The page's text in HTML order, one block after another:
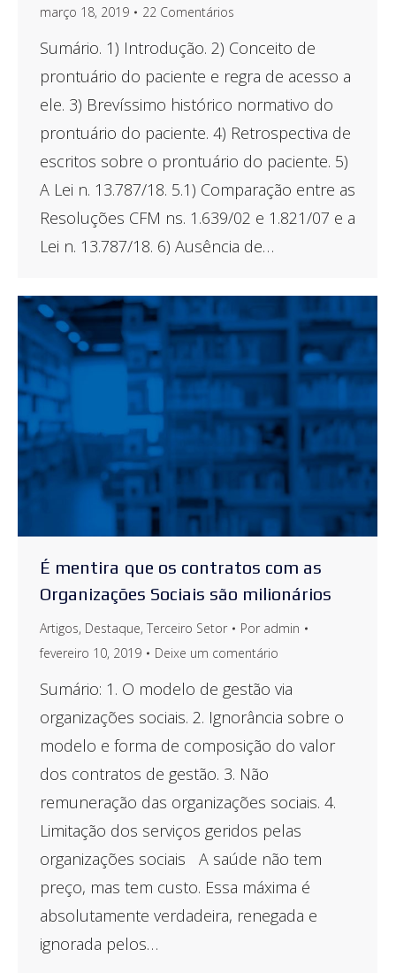
março 18, 2019 22 Comentários
Sumário. 1) Introdução. 2) Conceito de
prontuário do paciente e regra de acesso a
ele. 3) Brevíssimo histórico normativo do
prontuário do paciente. 4) Retrospectiva de
escritos sobre o prontuário do paciente. 5)
A Lei n. 13.787/18. 5.1) Comparação entre as
Resoluções CFM ns. 1.639/02 e 1.821/07 e a
Lei n. 13.787/18. 6) Ausência de…
É mentira que os contratos com as
Organizações Sociais são milionários
Artigos, Destaque, Terceiro Setor Por admin
fevereiro 10, 2019
Deixe um comentário
Sumário: 1. O modelo de gestão via
organizações sociais. 2. Ignorância sobre o
modelo e forma de composição do valor
dos contratos de gestão. 3. Não
remuneração das organizações sociais. 4.
Limitação dos serviços geridos pelas
organizações sociais A saúde não tem
preço, mas tem custo. Essa máxima é
absolutamente verdadeira, renegada e
ignorada pelos…